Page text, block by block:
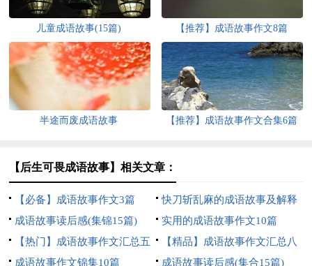
儿童成语故事(15篇) 【推荐】成语故事作文8篇
半途而废成语故事 【推荐】成语故事作文合集6篇
【后生可畏成语故事】相关文章：
【必备】成语故事作文3篇
快刀斩乱麻的成语故事及解释
成语故事读后感(集锦15篇)
实用的成语故事作文10篇
【热门】成语故事作文汇总五
篇
【精品】成语故事作文汇总八
篇
成语故事作文锦集10篇 成语故事读后感(集合15篇)